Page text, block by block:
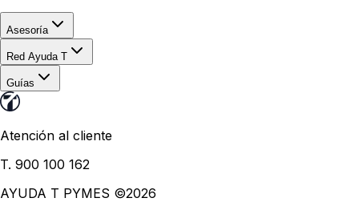
Asesoría
Red Ayuda T
Guías
Atención al cliente
T. 900 100 162
AYUDA T PYMES ©2026